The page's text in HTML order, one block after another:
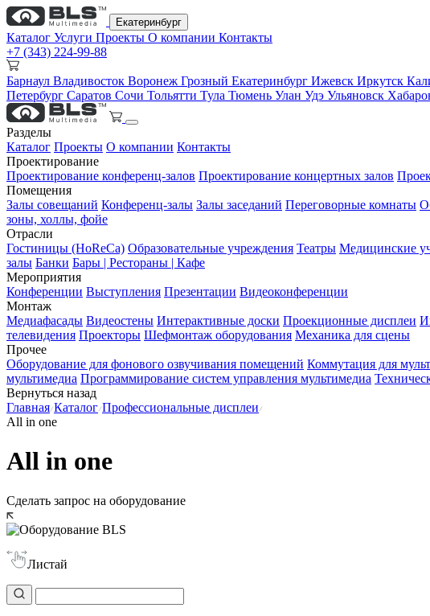
Екатеринбург
Каталог Услуги Проекты О компании Контакты
+7 (343) 224-99-88
Барнаул Владивосток Воронеж Грозный Екатеринбург Ижевск Иркутск
Петербург Саратов Сочи Тольятти Тула Тюмень Улан Удэ Ульяновск
Разделы
Каталог Проекты О компании Контакты
Проектирование
Проектирование конференц-залов Проектирование концертных залов
Помещения
Залы совещаний Конференц-залы Залы заседаний Переговорные комнаты
зоны, холлы, фойе
Отрасли
Гостиницы (HoReCa) Образовательные учреждения Театры Медицинские
залы Банки Бары | Рестораны | Кафе
Мероприятия
Конференции Выступления Презентации Видеоконференции
Монтаж
Медиафасады Видеостены Интерактивные доски Проекционные дисплеи
телевидения Проекторы Шефмонтаж оборудования Механика для сцены
Прочее
Оборудование для фонового озвучивания помещений Коммутация для
мультимедиа Программирование систем управления мультимедиа
Вернуться назад
Главная Каталог Профессиональные дисплеи
All in one
All in one
Сделать запрос на оборудование
Листай